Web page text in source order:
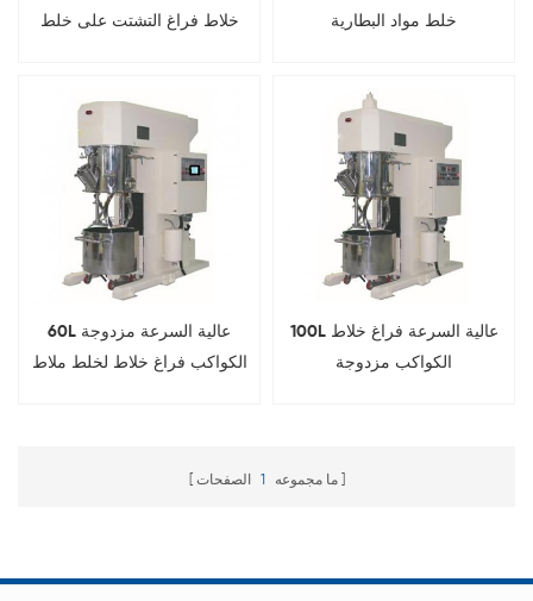
خلاط فراغ التشتت على خلط
خلط مواد البطارية
60L عالية السرعة مزدوجة
الكواكب فراغ خلاط لخلط ملاط
100L عالية السرعة فراغ خلاط
الكواكب مزدوجة
ما مجموعه 1 الصفحات